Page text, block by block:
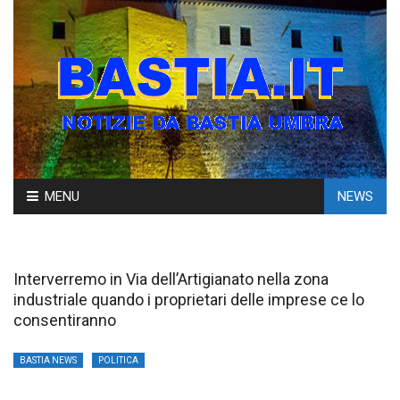
Skip
to
MENU NEWS
Interverremo in Via dell’Artigianato nella zona
industriale quando i proprietari delle imprese ce lo
consentiranno
BASTIA NEWS POLITICA